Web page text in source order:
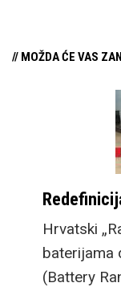
// MOŽDA ĆE VAS
Hrvatski
baterijama
(Battery